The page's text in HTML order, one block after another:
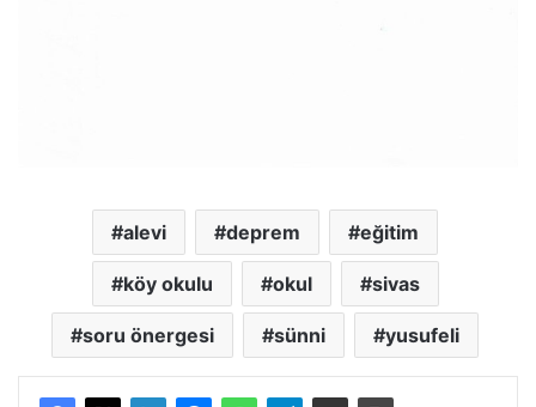
alevi deprem eğitim
köy okulu okul sivas
soru önergesi sünni yusufeli